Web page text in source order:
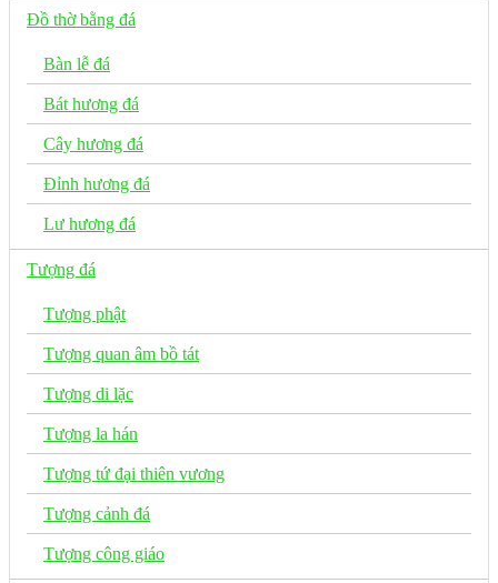
Đồ thờ bằng đá
Bàn lễ đá
Bát hương đá
Cây hương đá
Đỉnh hương đá
Lư hương đá
Tượng đá
Tượng phật
Tượng quan âm bồ tát
Tượng di lặc
Tượng la hán
Tượng tứ đại thiên vương
Tượng cảnh đá
Tượng công giáo